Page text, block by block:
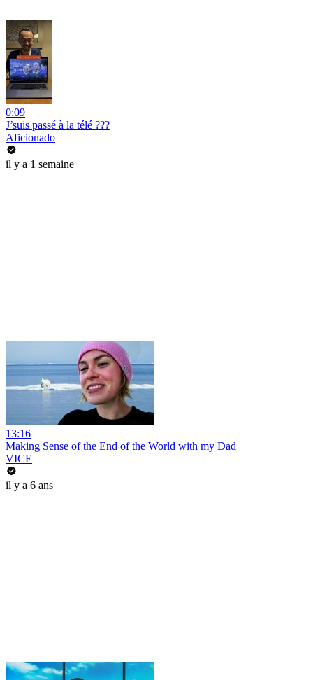
0:09
J’suis passé à la télé ???
Aficionado
il y a 1 semaine
13:16
Making Sense of the End of the World with my Dad
VICE
il y a 6 ans